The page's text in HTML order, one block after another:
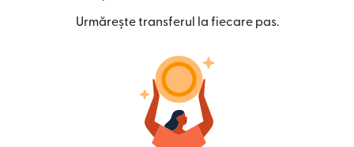
Urmărește transferul la fiecare pas.